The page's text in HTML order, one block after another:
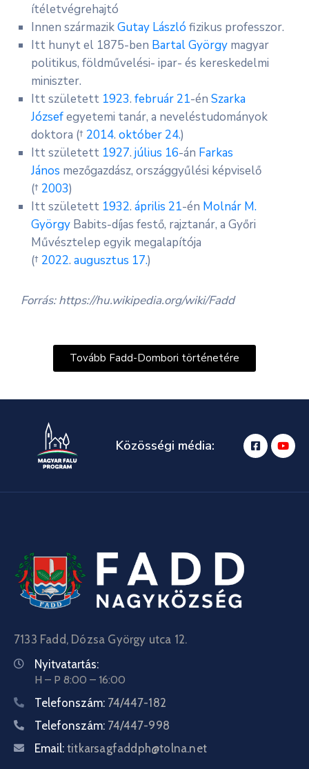
ítéletvégrehajtó
Innen származikGutay László fizikus professzor.
Itt hunyt el 1875-ben Bartal György magyar
politikus, földművelési- ipar- és kereskedelmi
miniszter.
Itt született 1923. február 21-én Szarka
Józsefegyetemi tanár, a neveléstudományok
doktora († 2014. október 24.)
Itt született 1927. július 16-án Farkas
János mezőgazdász, országgyűlési képviselő
(† 2003)
Itt született 1932. április 21-én Molnár M.
György Babits-díjas festő, rajztanár, a Győri
Művésztelep egyik megalapítója
(† 2022. augusztus 17.)
Forrás: https://hu.wikipedia.org/wiki/Fadd
Tovább Fadd-Dombori történetére
Közösségi média:
7133 Fadd, Dózsa György utca 12.
Nyitvatartás:
H – P 8:00 – 16:00
Telefonszám: 74/447-182
Telefonszám: 74/447-998
Email: titkarsagfaddph@tolna.net